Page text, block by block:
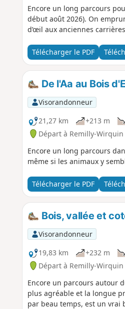
Encore un long parcours
début août 2026). On
d’œil aux anciennes
Télécharger le PDF
De l'Aa au Bois
Visorandonneur
21,27 km
+213 m
Départ à Remilly-Wirquin
Encore un long parcours
même si les animaux y
Télécharger le PDF
Bois, vallée et
Visorandonneur
19,83 km
+232 m
Départ à Remilly-Wirquin
Encore un parcours autour
plus agréable et la longue
par beau temps, est un vrai